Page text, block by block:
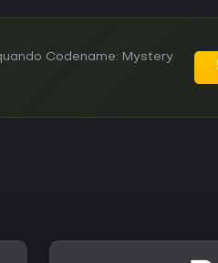
Codename: Mystery